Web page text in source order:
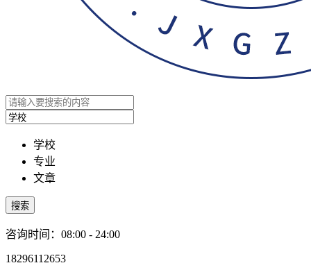
学校
专业
文章
搜索
咨询时间：08:00 - 24:00
18296112653